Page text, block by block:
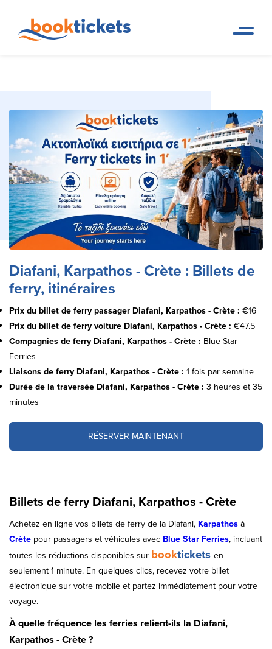
ferry et billets
de ferry, itinéraires
Diafani, Karpathos - Crète : Billets de
ferry, itinéraires
Prix du billet de ferry passager Diafani, Karpathos - Crète : €16
Prix du billet de ferry voiture Diafani, Karpathos - Crète : €47.5
Compagnies de ferry Diafani, Karpathos - Crète : Blue Star
Ferries
Liaisons de ferry Diafani, Karpathos - Crète : 1 fois par semaine
Durée de la traversée Diafani, Karpathos - Crète : 3 heures et 35
minutes
RÉSERVER MAINTENANT
Billets de ferry Diafani, Karpathos - Crète
Achetez en ligne vos billets de ferry de la Diafani, Karpathos à
Crète pour passagers et véhicules avec Blue Star Ferries, incluant
toutes les réductions disponibles sur booktickets en
seulement 1 minute. En quelques clics, recevez votre billet
électronique sur votre mobile et partez immédiatement pour votre
voyage.
À quelle fréquence les ferries relient-ils la Diafani,
Karpathos - Crète ?